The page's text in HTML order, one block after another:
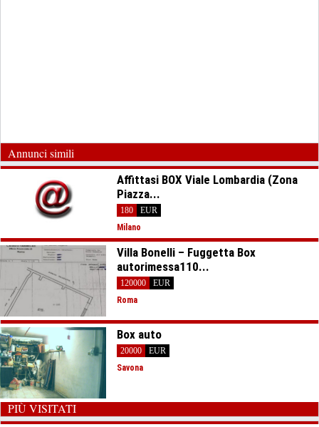
Annunci simili
Affittasi BOX Viale Lombardia (Zona
Piazza...
180
EUR
Milano
Villa Bonelli – Fuggetta Box
autorimessa110...
120000
EUR
Roma
Box auto
20000
EUR
Savona
PIÙ VISITATI